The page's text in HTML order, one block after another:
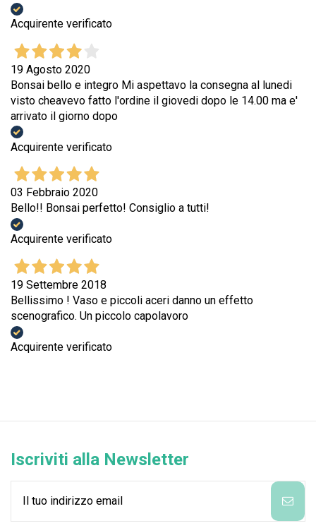
Acquirente verificato
19 Agosto 2020
Bonsai bello e integro Mi aspettavo la consegna al lunedi
visto cheavevo fatto l'ordine il giovedi dopo le 14.00 ma e'
arrivato il giorno dopo
Acquirente verificato
03 Febbraio 2020
Bello!! Bonsai perfetto! Consiglio a tutti!
Acquirente verificato
19 Settembre 2018
Bellissimo ! Vaso e piccoli aceri danno un effetto
scenografico. Un piccolo capolavoro
Acquirente verificato
Iscriviti alla Newsletter